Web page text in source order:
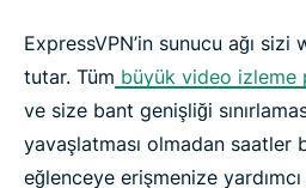
ExpressVPN’in sunucu ağı
tutar. Tüm büyük video izleme
ve size bant genişliği
yavaşlatması olmadan saatler
eğlenceye erişmenize yardımcı